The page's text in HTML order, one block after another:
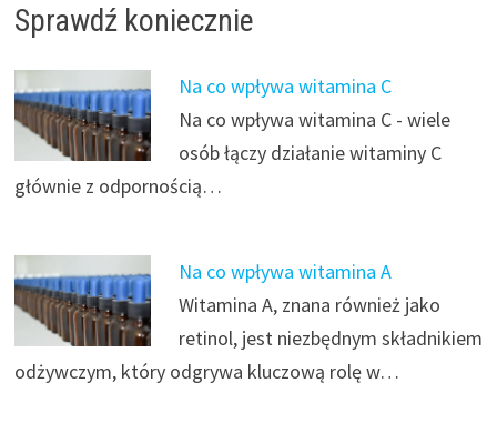
Sprawdź koniecznie
Na co wpływa witamina C
Na co wpływa witamina C - wiele
osób łączy działanie witaminy C
głównie z odpornością…
Na co wpływa witamina A
Witamina A, znana również jako
retinol, jest niezbędnym składnikiem
odżywczym, który odgrywa kluczową rolę w…